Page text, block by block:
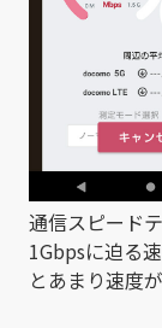
通信スピード
1Gbpsに迫る
とあまり速度